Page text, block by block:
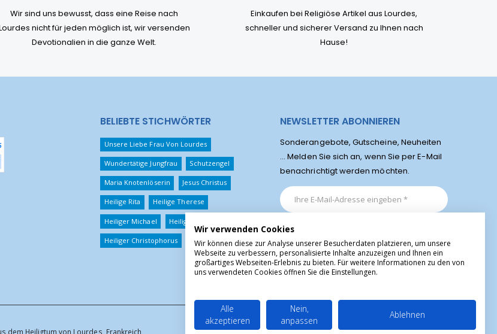
Wir sind uns bewusst, dass eine Reise nach
nicht für jeden möglich ist, wir versenden
Devotionalien in die ganze Welt.
Einkaufen bei Religiöse Artikel aus Lourdes,
schneller und sicherer Versand zu Ihnen nach
Hause!
BELIEBTE STICHWÖRTER
Unsere Liebe Frau Von Lourdes
Wundertätige Jungfrau Schutzengel
Maria Knotenlöserin Jesus Christus
Heilige Rita Heilige Therese
Heiliger Michael Heiliger Benedikt
Heiliger Christophorus
NEWSLETTER ABONNIEREN
Sonderangebote, Gutscheine, Neuheiten
... Melden Sie sich an, wenn Sie per E-Mail
benachrichtigt werden möchten.
dem Heiligtum von Lourdes, Frankreich
Wir verwenden Cookies
Wir können diese zur Analyse unserer Besucherdaten platzieren, um unsere
Webseite zu verbessern, personalisierte Inhalte anzuzeigen und Ihnen ein
großartiges Webseiten-Erlebnis zu bieten. Für weitere Informationen zu den von
uns verwendeten Cookies öffnen Sie die Einstellungen.
Alle
akzeptieren
Nein,
anpassen
Ablehnen